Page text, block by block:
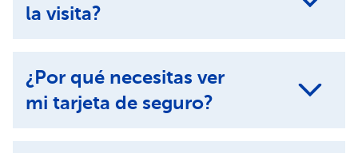
la visita?
¿Por qué necesitas ver
mi tarjeta de seguro?